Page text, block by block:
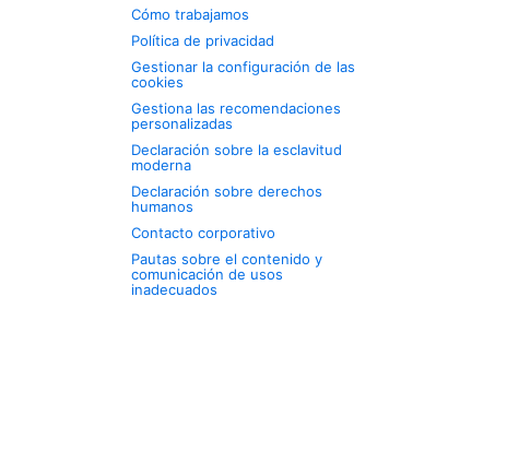
Cómo trabajamos
Política de privacidad
Gestionar la configuración de las
cookies
Gestiona las recomendaciones
personalizadas
Declaración sobre la esclavitud
moderna
Declaración sobre derechos
humanos
Contacto corporativo
Pautas sobre el contenido y
comunicación de usos
inadecuados